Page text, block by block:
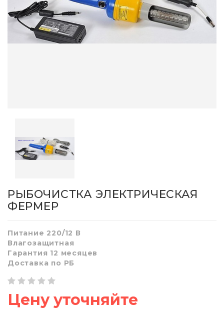
РЫБОЧИСТКА ЭЛЕКТРИЧЕСКАЯ
ФЕРМЕР
Питание 220/12 В
Влагозащитная
Гарантия 12 месяцев
Доставка по РБ
Цену уточняйте